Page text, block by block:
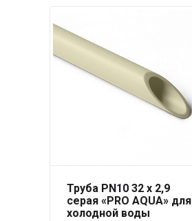
Труба PN10 32 x 2,9
серая «PRO AQUA» для
холодной воды